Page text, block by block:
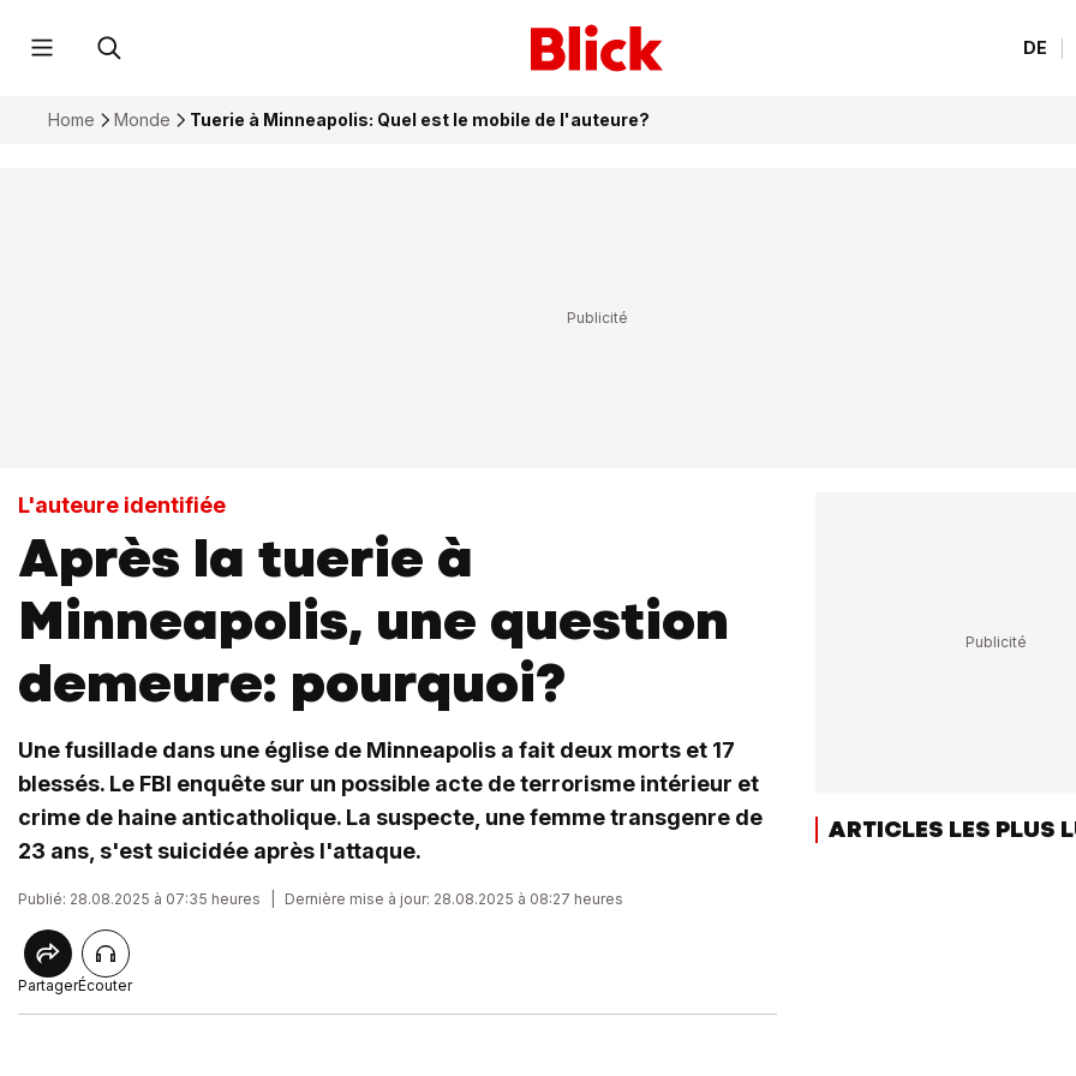
DE
Home Monde Tuerie à Minneapolis: Quel est le mobile de l'auteure?
L'auteure identifiée
Après la tuerie à
Minneapolis, une question
demeure: pourquoi?
Une fusillade dans une église de Minneapolis a fait deux morts et 17
blessés. Le FBI enquête sur un possible acte de terrorisme intérieur et
crime de haine anticatholique. La suspecte, une femme transgenre de
23 ans, s'est suicidée après l'attaque.
Publié: 28.08.2025 à 07:35 heures Dernière mise à jour: 28.08.2025 à 08:27 heures
PartagerÉcouter
ARTICLES LES PLUS